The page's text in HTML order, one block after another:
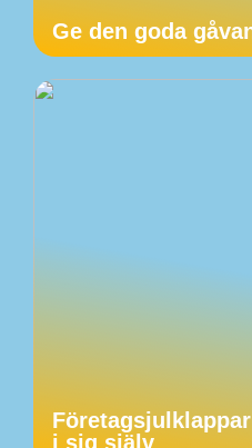
Ge den goda
i sig själv